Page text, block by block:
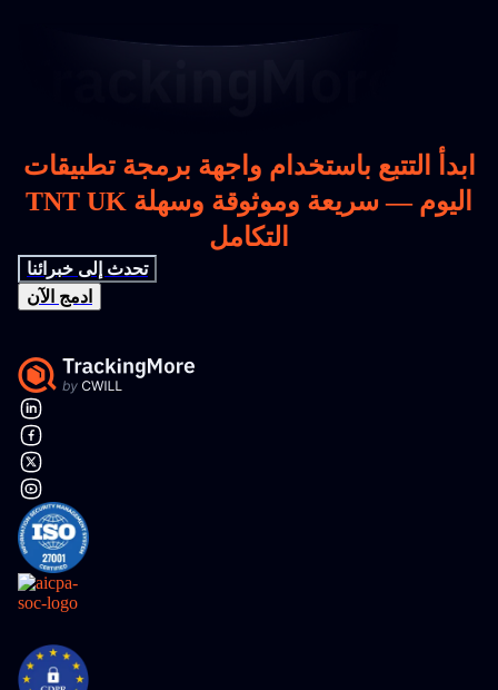
ابدأ التتبع باستخدام واجهة برمجة تطبيقات
TNT UK اليوم — سريعة وموثوقة وسهلة
التكامل
تحدث إلى خبرائنا
ادمج الآن